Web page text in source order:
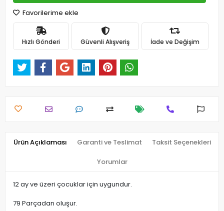
Favorilerime ekle
Hızlı Gönderi Güvenli Alışveriş İade ve Değişim
Ürün Açıklaması Garanti ve Teslimat Taksit Seçenekleri
Yorumlar
12 ay ve üzeri çocuklar için uygundur.
79 Parçadan oluşur.